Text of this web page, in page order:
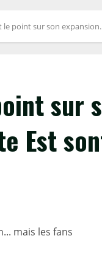
le point sur son
sur
Est